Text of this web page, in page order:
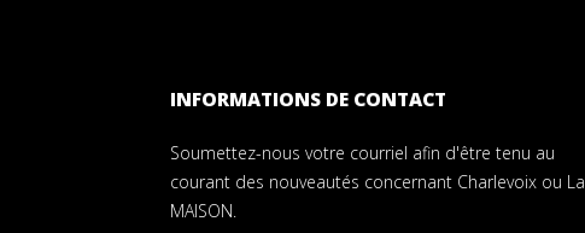
INFORMATIONS DE CONTACT
Soumettez-nous votre courriel afin d'être tenu au
courant des nouveautés concernant Charlevoix ou La
MAISON.